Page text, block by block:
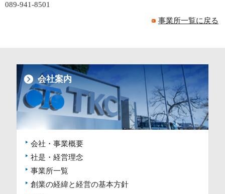
089-941-8501
事業所一覧に戻る
会社案内
会社・事業概要
社是・経営理念
事業所一覧
創業の経緯と経営の基本方針